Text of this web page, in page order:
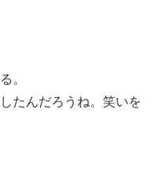
。
たんだろうね。笑いを